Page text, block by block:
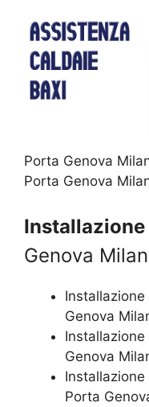
Porta Genova
Porta Genova
Installazione
Genova
Genova
Genova
Porta